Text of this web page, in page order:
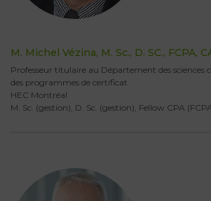
M. Michel Vézina, M. Sc., D. SC., FCPA,
Professeur titulaire au Département des sciences
des programmes de certificat
HEC Montréal
M. Sc. (gestion), D. Sc. (gestion), Fellow CPA